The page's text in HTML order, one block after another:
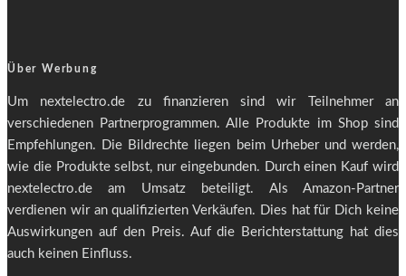
Über Werbung
Um nextelectro.de zu finanzieren sind wir Teilnehmer an
verschiedenen Partnerprogrammen. Alle Produkte im Shop sind
Empfehlungen. Die Bildrechte liegen beim Urheber und werden,
wie die Produkte selbst, nur eingebunden. Durch einen Kauf wird
nextelectro.de am Umsatz beteiligt. Als Amazon-Partner
verdienen wir an qualifizierten Verkäufen. Dies hat für Dich keine
Auswirkungen auf den Preis. Auf die Berichterstattung hat dies
auch keinen Einfluss.